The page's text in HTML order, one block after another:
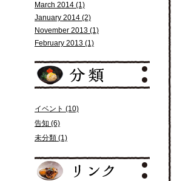
March 2014 (1)
January 2014 (2)
November 2013 (1)
February 2013 (1)
イベント (10)
告知 (6)
未分類 (1)